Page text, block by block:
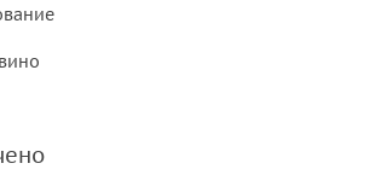
безалкогольные напитки